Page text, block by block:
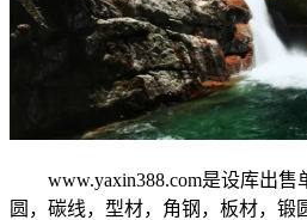
www.yaxin388.com是设库出售
圆，碳线，型材，角钢，板材，锻